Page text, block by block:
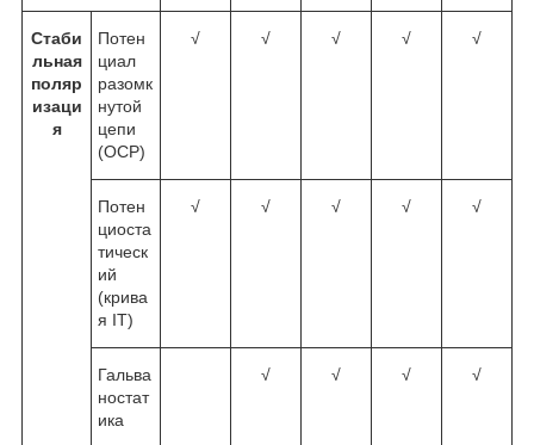
Стаби
льная
поляр
изаци
я
Потен
циал
разомк
нутой
цепи
(OCP)
√ √ √ √ √
Потен
циоста
тическ
ий
(крива
я IT)
√ √ √ √ √
Гальва
ностат
ика
√ √ √ √